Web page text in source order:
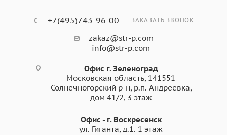
+7(495)743-96-00 ЗАКАЗАТЬ ЗВОНОК
zakaz@str-p.com
info@str-p.com
Офис г. Зеленоград
Московская область, 141551
Солнечногорский р-н, р.п. Андреевка,
дом 41/2, 3 этаж
Офис - г. Воскресенск
ул. Гиганта, д.1. 1 этаж